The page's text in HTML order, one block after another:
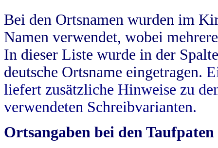
Bei den Ortsnamen wurden im
Namen verwendet, wobei
In dieser Liste wurde in der
deutsche Ortsname eingetragen.
liefert zusätzliche Hinweise zu
verwendeten Schreibvarianten.
Ortsangaben bei den Taufpaten